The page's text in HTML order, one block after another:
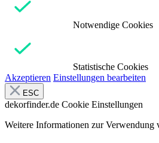
Notwendige Cookies
Statistische Cookies
Akzeptieren Einstellungen bearbeiten
ESC
dekorfinder.de Cookie Einstellungen
Weitere Informationen zur